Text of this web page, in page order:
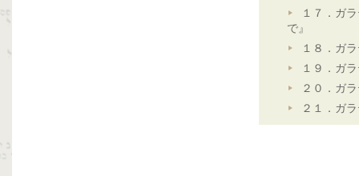
１７．ガ
で』
１８．ガ
１９．ガ
２０．ガ
２１．ガ